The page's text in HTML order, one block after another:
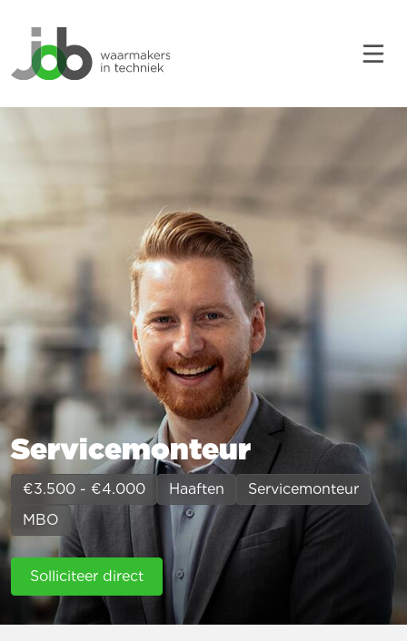
Servicemonteur
€3.500 - €4.000 Haaften
Servicemonteur
MBO
Solliciteer direct